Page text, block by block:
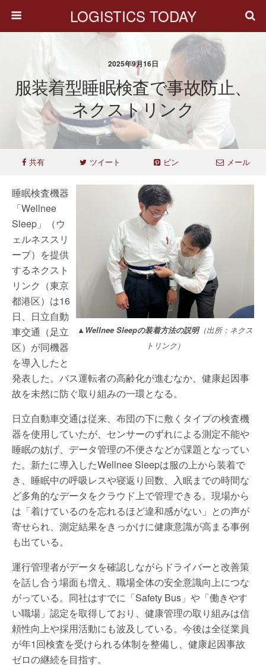
LOGISTICS TODAY
2025年9月16日
服装着型睡眠検査で事故防止、
ネクストリンク
共有 ツイート ピン メール
▲Wellnee Sleepの装着方法の説明（出所：ネクス
トリンク）
睡眠検査機器
「Wellnee
Sleep」（ウ
ェルネススリ
ープ）を提供
するネクスト
リンク（東京
都港区）は16
日、日立自動
車交通（足立
区）が同機器
を導入したと
発表した。バス運転者の高齢化が進むなか、健康起因事
故を未然に防ぐ取り組みの一環となる。
日立自動車交通は従来、布団の下に敷くタイプの検査機
器を使用していたが、センサーのずれによる測定不能や
睡眠の妨げ、データ管理の不便さなどが課題となってい
た。新たに導入したWellnee Sleepは服の上から装着で
き、睡眠中の呼吸レスや寝返り回数、入眠までの時間な
ど多角的なデータをクラウド上で管理できる。現場から
は「着けているのを忘れるほど違和感がない」との声が
寄せられ、測定結果をきっかけに健康意識が高まる事例
も出ている。
運行管理者がデータを確認しながらドライバーと改善策
を話し合う場面も増え、職場全体の安全意識向上につな
がっている。同社はすでに「Safety Bus」や「働きやす
い職場」認定を取得しており、健康管理の取り組みは信
頼性向上や採用活動にも波及している。今後は全従業員
が年1回検査を受けられる体制を整備し、健康起因事故
ゼロの継続を目指す。